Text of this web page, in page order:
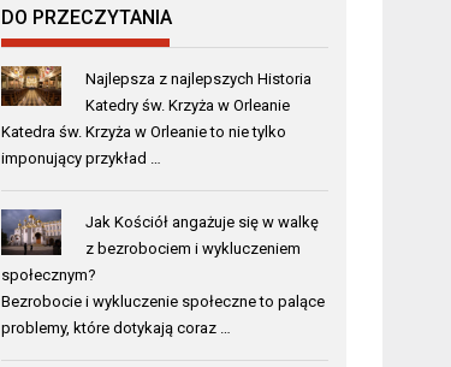
DO PRZECZYTANIA
Najlepsza z najlepszych Historia
Katedry św. Krzyża w Orleanie
Katedra św. Krzyża w Orleanie to nie tylko
imponujący przykład …
Jak Kościół angażuje się w walkę
z bezrobociem i wykluczeniem
społecznym?
Bezrobocie i wykluczenie społeczne to palące
problemy, które dotykają coraz …